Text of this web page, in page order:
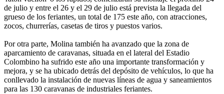
de julio y entre el 26 y el 29 de julio está prevista la llegada del
grueso de los feriantes, un total de 175 este año, con atracciones,
zocos, churrerías, casetas de tiros y puestos varios.
Por otra parte, Molina también ha avanzado que la zona de
aparcamiento de caravanas, situada en el lateral del Estadio
Colombino ha sufrido este año una importante transformación y
mejora, y se ha ubicado detrás del depósito de vehículos, lo que ha
conllevado la instalación de nuevas líneas de agua y saneamientos
para las 130 caravanas de industriales feriantes.